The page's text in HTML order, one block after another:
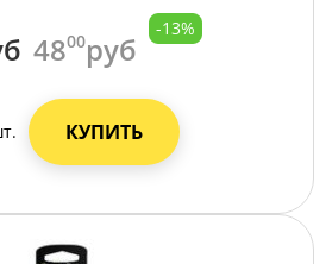
4800руб
-13%
КУПИТЬ